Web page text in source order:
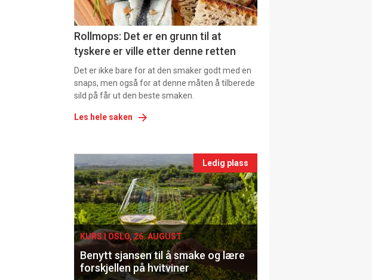
11
Ukens
vin
Rollmops: Det er en grunn til at
tyskere er ville etter denne retten
Det er ikke bare for at den smaker godt med en
snaps, men også for at denne måten å tilberede
sild på får ut den beste smaken.
Les hele saken
Events
single
Ledig plass
KURS I OSLO, 26. AUGUST
Benytt sjansen til å smake og lære
forskjellen på hvitviner